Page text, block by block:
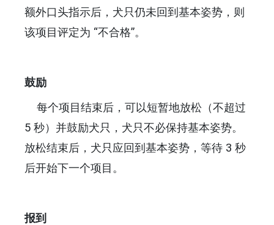
额外口头指示后，犬只仍未回到基本姿势，则
该项目评定为 “不合格”。
鼓励
每个项目结束后，可以短暂地放松（不超过
5 秒）并鼓励犬只，犬只不必保持基本姿势。
放松结束后，犬只应回到基本姿势，等待 3 秒
后开始下一个项目。
报到